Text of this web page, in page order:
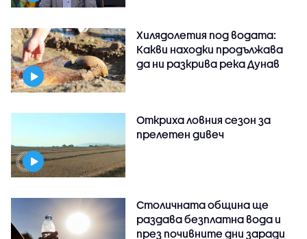
Хилядолетия под водата:
Какви находки продължава
да ни разкрива река Дунав
Откриха ловния сезон за
прелетен дивеч
Столичната община ще
раздава безплатна вода и
през почивните дни заради